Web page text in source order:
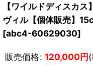
【ワイルドディスカ
ヴィル【個体販売】
[abc4-60629030]
販売価格: 120,000円